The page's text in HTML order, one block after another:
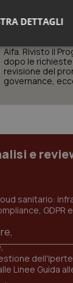
Polmone &
Aifa. Rivisto il
dopo le richieste
revisione del
governance,
e
sanitario:
GDPR
Linee Guida
DETTAGLI
Statistici
Statistici
sulle pagine e
correttamente senza